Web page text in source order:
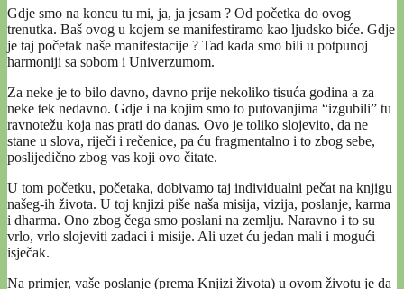
Gdje smo na koncu tu mi, ja, ja jesam ? Od početka do ovog
trenutka. Baš ovog u kojem se manifestiramo kao ljudsko biće. Gdje
je taj početak naše manifestacije ? Tad kada smo bili u potpunoj
harmoniji sa sobom i Univerzumom.
Za neke je to bilo davno, davno prije nekoliko tisuća godina a za
neke tek nedavno. Gdje i na kojim smo to putovanjima “izgubili” tu
ravnotežu koja nas prati do danas. Ovo je toliko slojevito, da ne
stane u slova, riječi i rečenice, pa ću fragmentalno i to zbog sebe,
poslijedično zbog vas koji ovo čitate.
U tom početku, početaka, dobivamo taj individualni pečat na knjigu
našeg-ih života. U toj knjizi piše naša misija, vizija, poslanje, karma
i dharma. Ono zbog čega smo poslani na zemlju. Naravno i to su
vrlo, vrlo slojeviti zadaci i misije. Ali uzet ću jedan mali i mogući
isječak.
Na primjer, vaše poslanje (prema Knjizi života) u ovom životu je da